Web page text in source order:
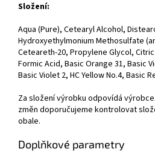
Složení:
Aqua (Pure), Cetearyl Alcohol,
Hydroxyethylmonium Methosulfate
Ceteareth-20, Propylene Glycol,
Formic Acid, Basic Orange 31, Basic
Basic Violet 2, HC Yellow No.4, Basic
Za složení výrobku odpovídá
změn doporučujeme kontrolovat
obale.
Doplňkové parametry